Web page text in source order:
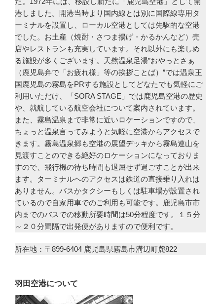
港しました。開港当時より国内線とは別に国際線専用タ
ーミナルを設置し、ローカル空港としては先駆的な空港
でした。お土産（焼酎・さつま揚げ・かるかんなど）売
店やレストランも充実しています。それ以外にも楽しめ
る施設が多くございます。天然温泉足湯”おやっとさぁ
（鹿児島弁で「お疲れ様」等の挨拶ことば）”では温泉王
国鹿児島の霧島をPRする施設としてどなたでも気軽にご
利用いただけ、「SORA STAGE」では鹿児島空港の歴史
や、就航している航空会社について案内されています。
また、霧島温泉まで非常に近いロケーションですので、
ちょっと温泉言ってみようと気軽に空港からアクセスで
きます。霧島温泉郷も空港の展望デッキから霧島連山を
見渡すことのできる絶好のロケーションになっておりま
すので、飛行機の待ち時間も退屈せず過ごすことが出来
ます。ターミナルへのアクセスは鉄道の直接乗り入れは
ありません。バスかタクシーもしくは駐車場が設置され
ているので自家用車でのご利用も可能です。鹿児島市市
内までのバスでの移動所要時間は50分程度です。１５分
～２０分間隔で出発便がありますので便利です。
所在地：〒899-6404 鹿児島県霧島市溝辺町麓822
羽田空港について